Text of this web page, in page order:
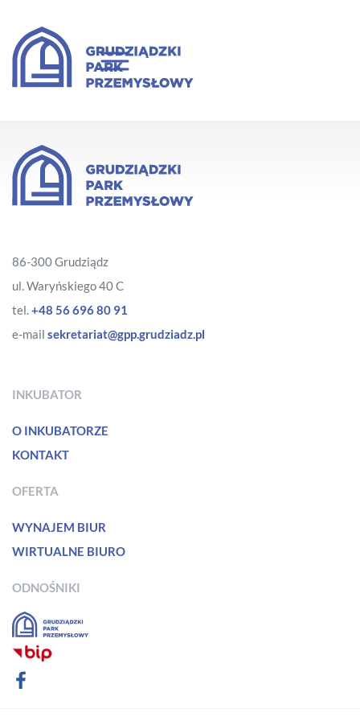
86-300 Grudziądz
ul. Waryńskiego 40 C
tel.+48 56 696 80 91
e-mail sekretariat@gpp.grudziadz.pl
INKUBATOR
O INKUBATORZE
KONTAKT
OFERTA
WYNAJEM BIUR
WIRTUALNE BIURO
ODNOŚNIKI